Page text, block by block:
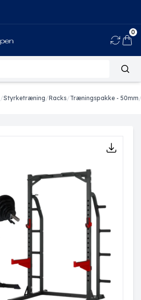
0
/Styrketræning/Racks/Træningspakke - 50mm